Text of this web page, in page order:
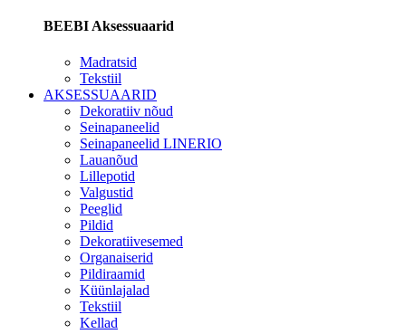
BEEBI Aksessuaarid
Madratsid
Tekstiil
AKSESSUAARID
Dekoratiiv nõud
Seinapaneelid
Seinapaneelid LINERIO
Lauanõud
Lillepotid
Valgustid
Peeglid
Pildid
Dekoratiivesemed
Organaiserid
Pildiraamid
Küünlajalad
Tekstiil
Kellad